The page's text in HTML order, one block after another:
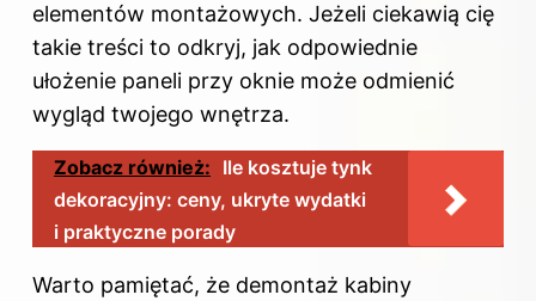
elementów montażowych. Jeżeli ciekawią cię
takie treści to odkryj, jak odpowiednie
ułożenie paneli przy oknie może odmienić
wygląd twojego wnętrza.
Zobacz również: Ile kosztuje tynk
dekoracyjny: ceny, ukryte wydatki
i praktyczne porady
Warto pamiętać, że demontaż kabiny